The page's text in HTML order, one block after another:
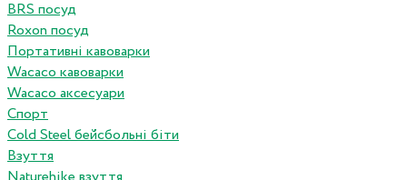
BRS посуд
Roxon посуд
Портативні кавоварки
Wacaco кавоварки
Wacaco аксесуари
Спорт
Cold Steel бейсбольні біти
Взуття